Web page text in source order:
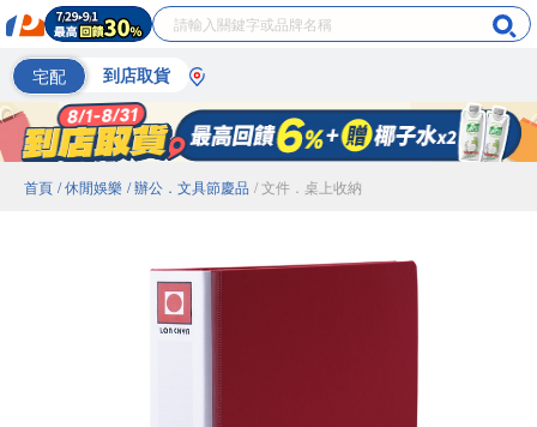
宅配 到店取貨
首頁 / 休閒娛樂 / 辦公．文具節慶品 / 文件．桌上收納